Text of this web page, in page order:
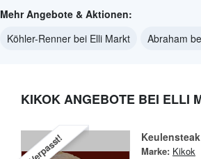
Mehr Angebote & Aktionen:
Köhler-Renner bei Elli Markt
Abraham
KIKOK ANGEBOTE BEI ELLI
Verpasst! Keulensteak
Marke: Kikok